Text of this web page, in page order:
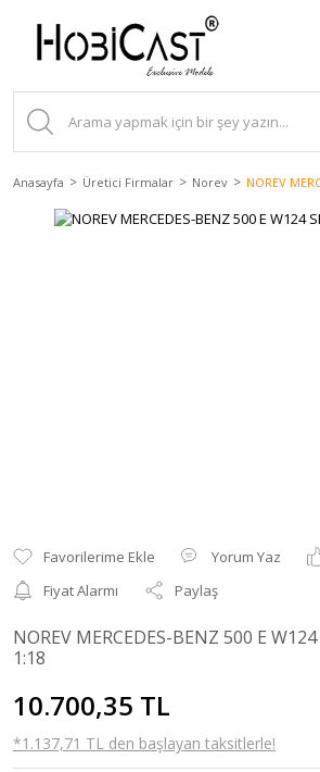
Anasayfa Üretici Firmalar Norev NOREV
Yorum Yaz
Fiyat Alarmı
Paylaş
NOREV MERCEDES-BENZ 500 E
1:18
10.700,35 TL
*1.137,71 TL den başlayan taksitlerle!